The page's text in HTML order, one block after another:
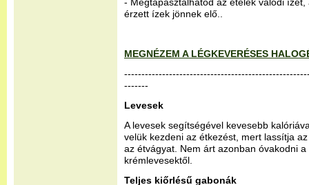
érzett ízek jönnek elő..
MEGNÉZEM A LÉGKEVERÉSES
-------
Levesek
A levesek segítségével kevesebb
velük kezdeni az étkezést, mert lassítja
az étvágyat. Nem árt azonban óvakodni
krémlevesektől.
Teljes kiőrlésű gabonák